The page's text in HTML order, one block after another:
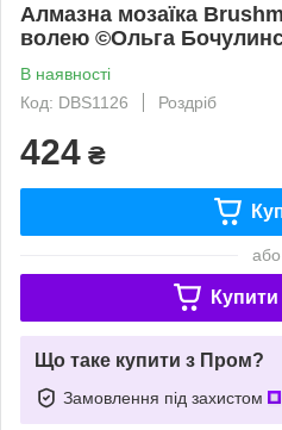
Алмазна мозаїка
волею ©Ольга
В наявності
Код: DBS1126
Роздріб
424 ₴
або
Купити
Що таке купити з Пром?
Замовлення під захистом